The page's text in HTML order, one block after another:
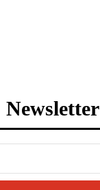
Newsletter